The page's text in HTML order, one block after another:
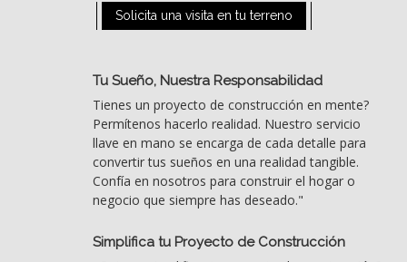
Solicita una visita en tu terreno
Tu Sueño, Nuestra Responsabilidad
Tienes un proyecto de construcción en mente?
Permítenos hacerlo realidad. Nuestro servicio
llave en mano se encarga de cada detalle para
convertir tus sueños en una realidad tangible.
Confía en nosotros para construir el hogar o
negocio que siempre has deseado."
Simplifica tu Proyecto de Construcción